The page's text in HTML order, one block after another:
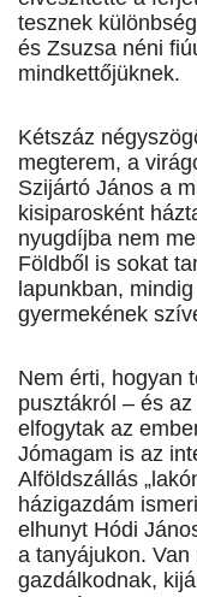
tesznek
és Zsuzsa néni
mindkettőjüknek.
Kétszáz
megterem, a
Szijártó János a
kisiparosként
nyugdíjba nem
Földből is sokat
lapunkban,
gyermekének
Nem érti, hogyan
pusztákról – és
elfogytak az
Jómagam is az
Alföldszállás
házigazdám
elhunyt Hódi
a tanyájukon. Van
gazdálkodnak,